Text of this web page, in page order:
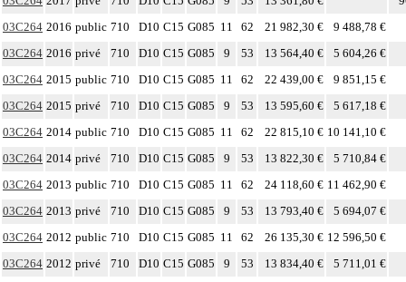
03C264 2016 public 710 D10 C15 G085 11 62 21 982,30 €
9 488,78 €
03C264 2016 privé 710 D10 C15 G085 9 53 13 564,40 €
5 604,26 €
03C264 2015 public 710 D10 C15 G085 11 62 22 439,00 €
9 851,15 €
03C264 2015 privé 710 D10 C15 G085 9 53 13 595,60 €
5 617,18 €
03C264 2014 public 710 D10 C15 G085 11 62 22 815,10 € 10 141,10 €
03C264 2014 privé 710 D10 C15 G085 9 53 13 822,30 €
5 710,84 €
03C264 2013 public 710 D10 C15 G085 11 62 24 118,60 € 11 462,90 €
03C264 2013 privé 710 D10 C15 G085 9 53 13 793,40 €
5 694,07 €
03C264 2012 public 710 D10 C15 G085 11 62 26 135,30 € 12 596,50 €
03C264 2012 privé 710 D10 C15 G085 9 53 13 834,40 €
5 711,01 €